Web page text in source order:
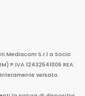
Mediacom S.r.l a Socio
P.IVA 12432541006 REA:
Interamente versato.